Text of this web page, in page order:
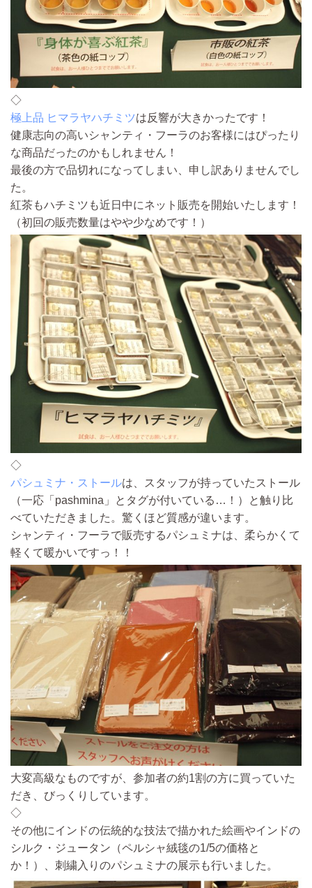
◇
極上品 ヒマラヤハチミツは反響が大きかったです！
健康志向の高いシャンティ・フーラのお客様にはぴったり
な商品だったのかもしれません！
最後の方で品切れになってしまい、申し訳ありませんでし
た。
紅茶もハチミツも近日中にネット販売を開始いたします！
（初回の販売数量はやや少なめです！）
◇
パシュミナ・ストールは、スタッフが持っていたストール
（一応「pashmina」とタグが付いている…！）と触り比
べていただきました。驚くほど質感が違います。
シャンティ・フーラで販売するパシュミナは、柔らかくて
軽くて暖かいですっ！！
大変高級なものですが、参加者の約1割の方に買っていた
だき、びっくりしています。
◇
その他にインドの伝統的な技法で描かれた絵画やインドの
シルク・ジュータン （ペルシャ絨毯の1/5の価格と
か！）、 刺繍入りのパシュミナの展示も行いました。